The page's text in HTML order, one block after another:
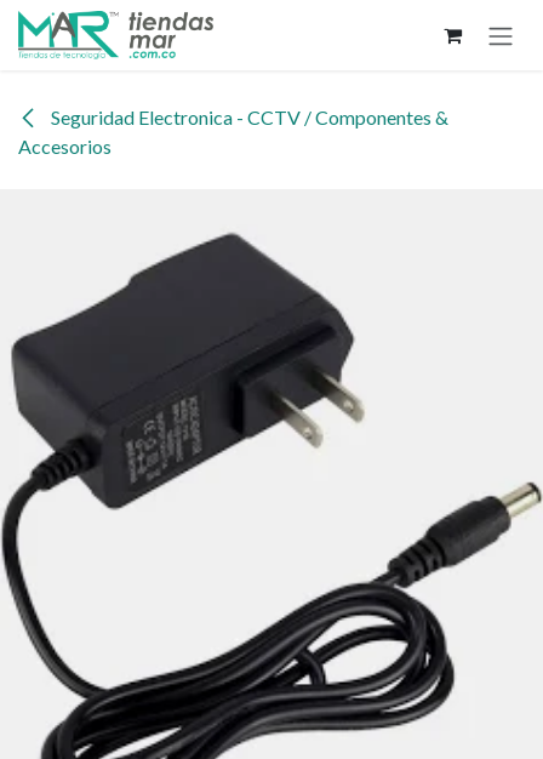
Ir al contenido
Seguridad Electronica - CCTV / Componentes &
Accesorios